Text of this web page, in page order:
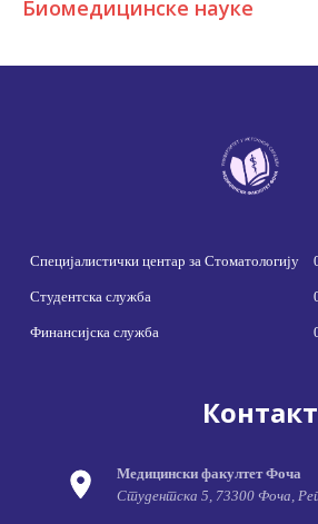
Биомедицинске науке
Специјалистички центар за Стоматологију
Студентска служба
Финансијска служба
Контакт
Медицински факултет Фоча
Студентска 5, 73300 Фоча,